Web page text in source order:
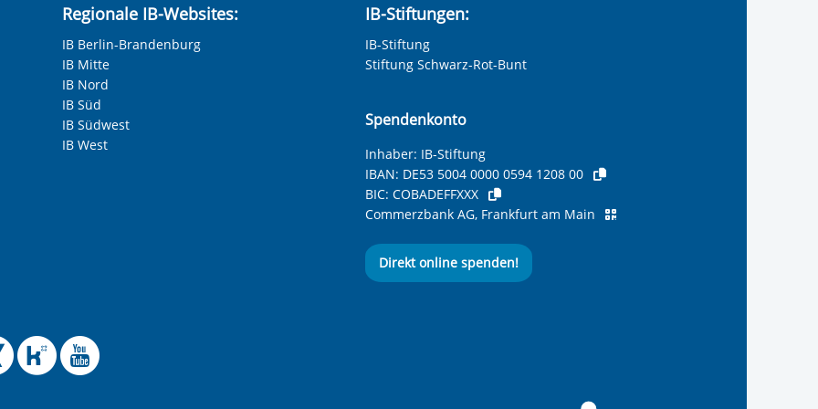
Regionale IB-Websites:
IB Berlin-Brandenburg
IB Mitte
IB Nord
IB Süd
IB Südwest
IB West
IB-Stiftungen:
IB-Stiftung
Stiftung Schwarz-Rot-Bunt
Spendenkonto
Inhaber: IB-Stiftung
IBAN: DE53 5004 0000 0594 1208 00
BIC: COBADEFFXXX
Commerzbank AG, Frankfurt am Main
Direkt online spenden!
Seite des Internationalen Bund
Seite des Internationalen Bund
BlueSky-Seite des Internationalen Bund
Mastodon-Seite des Internationalen
LinkedIn-Seite des Internationalen
Offizielle Xing-Seite des Internationalen
Offizielle Kununu-Seite des